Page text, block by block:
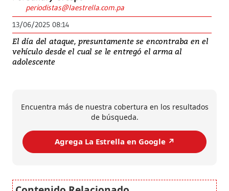
periodistas@laestrella.com.pa
13/06/2025 08:14
El día del ataque, presuntamente se encontraba en el
vehículo desde el cual se le entregó el arma al
adolescente
Encuentra más de nuestra cobertura en los resultados
de búsqueda.
Agrega La Estrella en Google ↗️